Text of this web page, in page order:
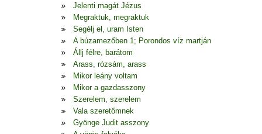
Jelenti magát Jézus
Megraktuk, megraktuk
Segélj el, uram Isten
A búzamezőben 1; Porondos víz martján
Állj félre, barátom
Arass, rózsám, arass
Mikor leány voltam
Mikor a gazdasszony
Szerelem, szerelem
Vala szeretőmnek
Gyönge Judit asszony